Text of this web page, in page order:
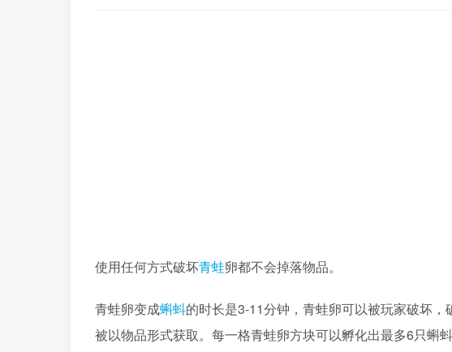
使用任何方式破坏青蛙卵都不会掉落物品。
青蛙卵变成蝌蚪的时长是3-11分钟，青蛙卵可以被玩家破坏
被以物品形式获取。每一格青蛙卵方块可以孵化出最多6只蝌蚪